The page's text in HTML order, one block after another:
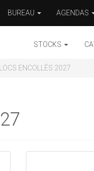
BUREAU AGENDAS
STOCKS
ENCOLLÉS 2027